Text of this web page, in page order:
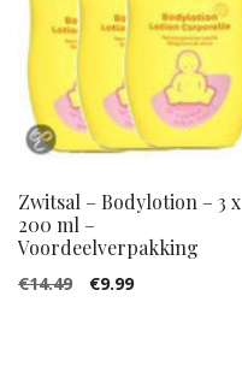
Zwitsal – Bodylotion – 3 x
200 ml –
Voordeelverpakking
€14.49
Oorspronkelijke
€9.99Huidige